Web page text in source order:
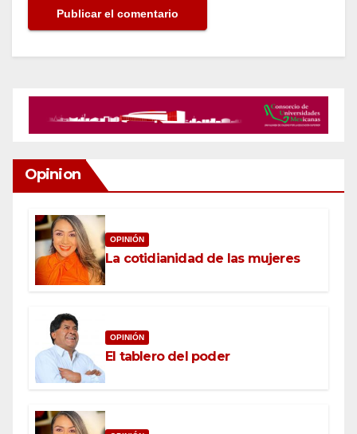
Opinion
OPINIÓN
La cotidianidad de las mujeres
OPINIÓN
El tablero del poder